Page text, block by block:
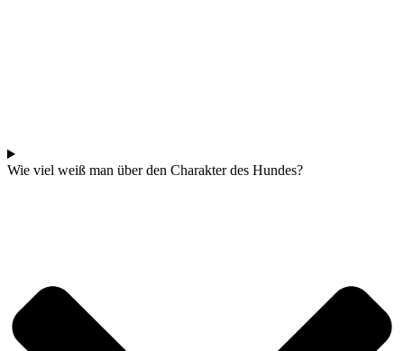
Wie viel weiß man über den Charakter des Hundes?